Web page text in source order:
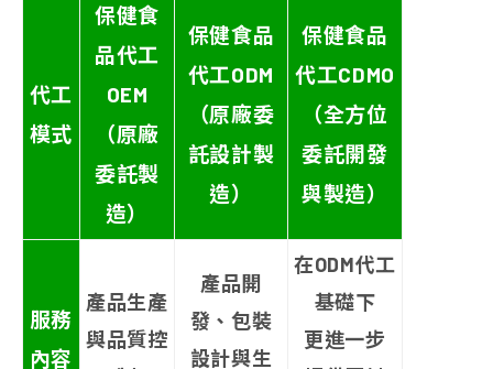
代工
模式
保健食
品代工
OEM
（原廠
委託製
造）
保健食品
代工ODM
（原廠委
託設計製
造）
保健食品
代工CDMO
（全方位
委託開發
與製造）
服務
內容
產品生產
與品質控
產品開
發、包裝
設計與生
在ODM代工
基礎下
更進一步